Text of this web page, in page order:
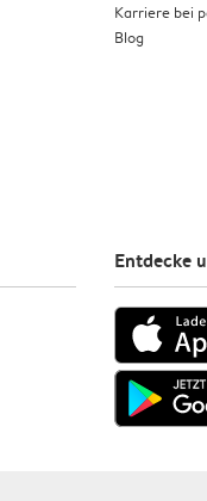
Karriere bei
Blog
Entdecke